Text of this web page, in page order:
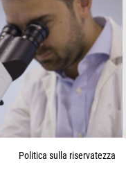
Politica sulla riservatezza